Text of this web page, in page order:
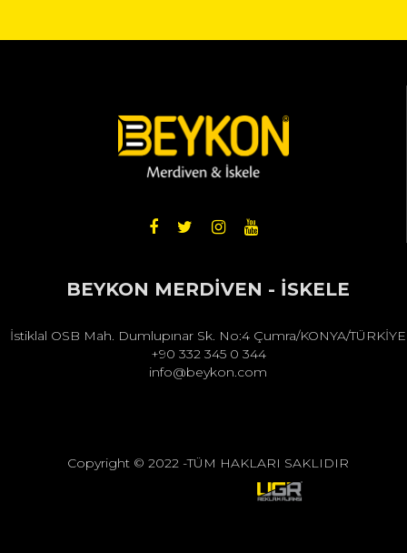
BEYKON MERDİVEN - İSKELE
İstiklal OSB Mah. Dumlupınar Sk. No:4 Çumra/KONYA/TÜRKİYE
+90 332 345 0 344
info@beykon.com
Copyright © 2022 -TÜM HAKLARI SAKLIDIR